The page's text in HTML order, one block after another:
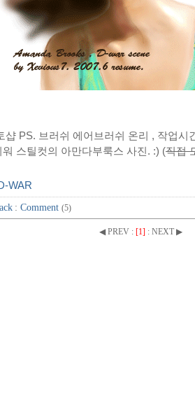
샵 PS. 브러쉬 에어브러쉬 온리 , 작업시
워 스틸컷의 아만다부룩스 사진. :) (직접
WAR
: Comment (5)
◀ PREV : [1] : NEXT ▶